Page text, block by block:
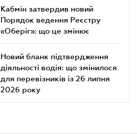
Кабмін затвердив новий
Порядок ведення Реєстру
«Оберіг»: що це змінює
Новий бланк підтвердження
діяльності водія: що змінилося
для перевізників із 26 липня
2026 року